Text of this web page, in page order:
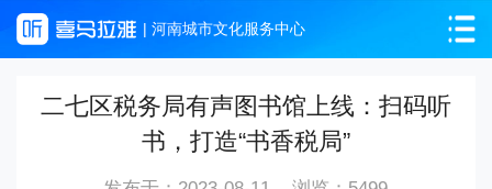
| 河南城市文化服务中心
二七区税务局有声图书馆上线：扫码听
书，打造“书香税局”